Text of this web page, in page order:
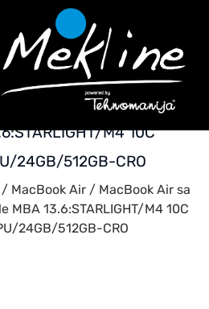
M4 10C
24GB/512GB-CRO
/ MacBook Air/ MacBook Air sa
MBA 13.6:STARLIGHT/M4 10C
24GB/512GB-CRO